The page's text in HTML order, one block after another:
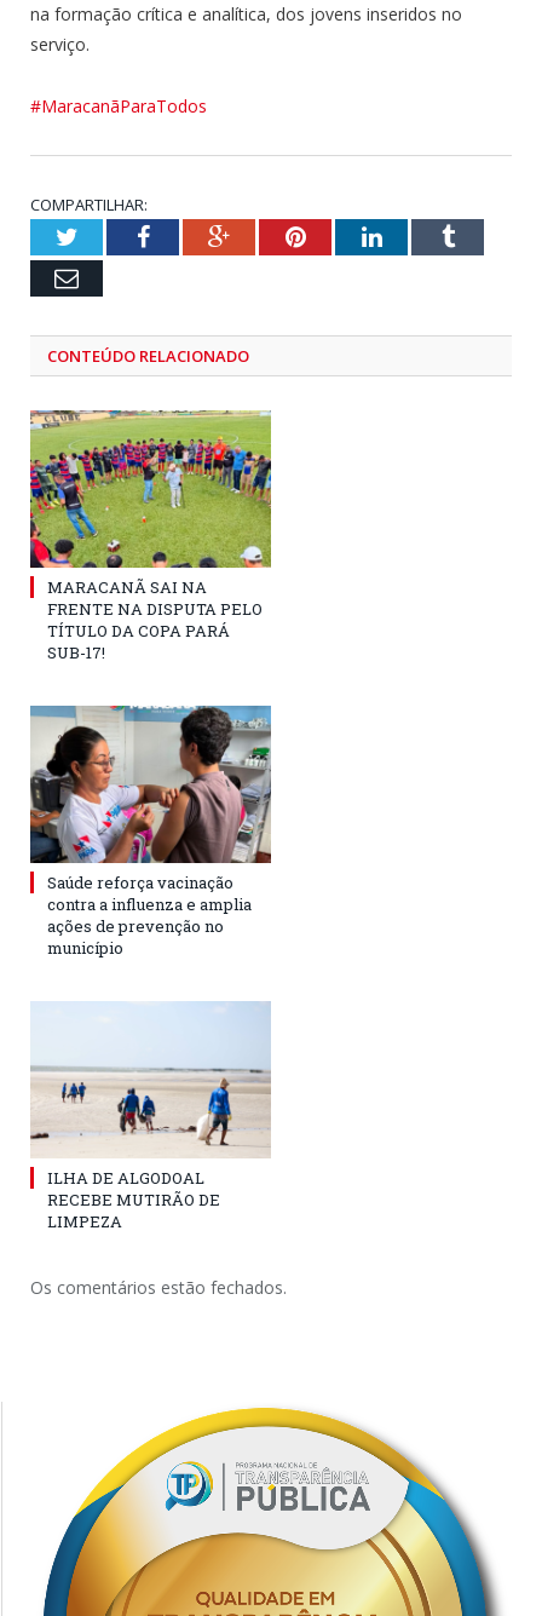
na formação crítica e analítica, dos jovens inseridos no
serviço.
#MaracanãParaTodos
COMPARTILHAR:
TwitterFacebookGoogle+PinterestLinkedInTumblr
Email
CONTEÚDO RELACIONADO
MARACANÃ SAI NA
FRENTE NA DISPUTA PELO
TÍTULO DA COPA PARÁ
SUB-17!
Saúde reforça vacinação
contra a influenza e amplia
ações de prevenção no
município
ILHA DE ALGODOAL
RECEBE MUTIRÃO DE
LIMPEZA
Os comentários estão fechados.